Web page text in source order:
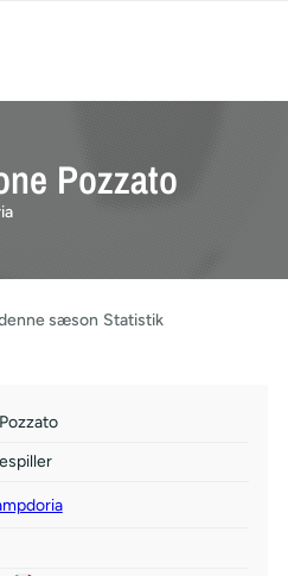
Pozzato
sæson Statistik